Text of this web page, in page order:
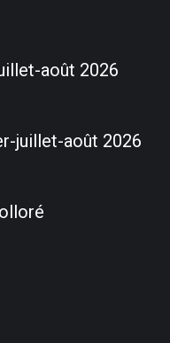
août 2026
juillet-août 2026